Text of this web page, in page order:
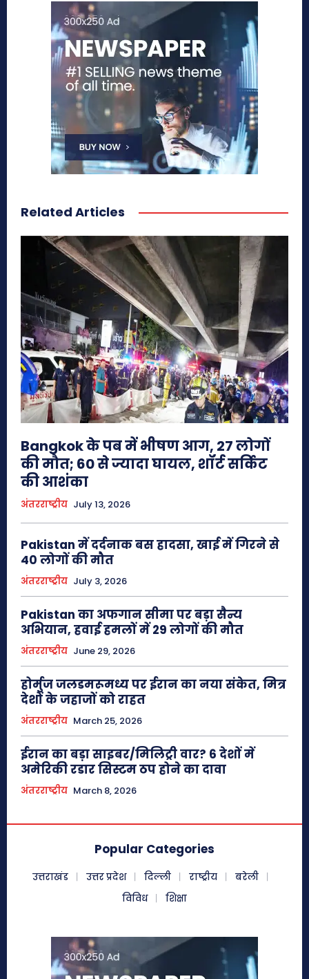
Related Articles
Bangkok के पब में भीषण आग, 27 लोगों
की मौत; 60 से ज्यादा घायल, शॉर्ट सर्किट
की आशंका
अंतरराष्ट्रीय July 13, 2026
Pakistan में दर्दनाक बस हादसा, खाई में गिरने से
40 लोगों की मौत
अंतरराष्ट्रीय July 3, 2026
Pakistan का अफगान सीमा पर बड़ा सैन्य
अभियान, हवाई हमलों में 29 लोगों की मौत
अंतरराष्ट्रीय June 29, 2026
होर्मुज जलडमरूमध्य पर ईरान का नया संकेत, मित्र
देशों के जहाजों को राहत
अंतरराष्ट्रीय March 25, 2026
ईरान का बड़ा साइबर/मिलिट्री वार? 6 देशों में
अमेरिकी रडार सिस्टम ठप होने का दावा
अंतरराष्ट्रीय March 8, 2026
Popular Categories
उत्तराखंड उत्तर प्रदेश दिल्ली राष्ट्रीय
बरेली
विविध
शिक्षा